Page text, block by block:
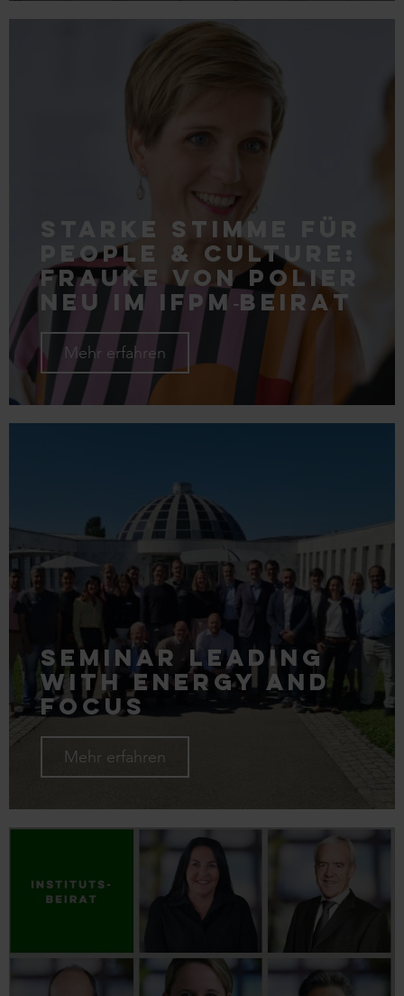
Starke Stimme für
People & Culture:
Frauke von Polier
neu im IFPM‑Beirat
Mehr erfahren
Seminar Leading
with Energy and
Focus
Mehr erfahren